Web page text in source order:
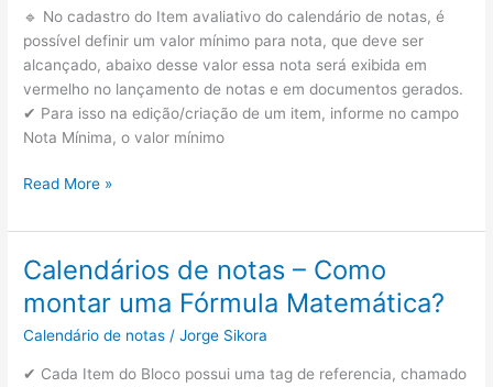
valores
inteiros?
🔹 No cadastro do Item avaliativo do calendário de notas, é
possível definir um valor mínimo para nota, que deve ser
alcançado, abaixo desse valor essa nota será exibida em
vermelho no lançamento de notas e em documentos gerados.
✔ Para isso na edição/criação de um item, informe no campo
Nota Mínima, o valor mínimo
Calendário
notas
Como
definir
um
mínimo
Read More »
Calendários de notas – Como
montar uma Fórmula Matemática?
Calendário de notas /Jorge Sikora
✔ Cada Item do Bloco possui uma tag de referencia, chamado